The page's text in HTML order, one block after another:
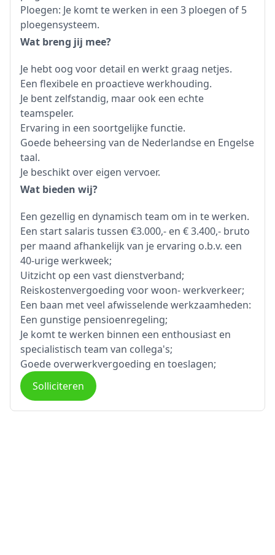
Ploegen: Je komt te werken in een 3 ploegen of 5
ploegensysteem.
Wat breng jij mee?
Je hebt oog voor detail en werkt graag netjes.
Een flexibele en proactieve werkhouding.
Je bent zelfstandig, maar ook een echte
teamspeler.
Ervaring in een soortgelijke functie.
Goede beheersing van de Nederlandse en Engelse
taal.
Je beschikt over eigen vervoer.
Wat bieden wij?
Een gezellig en dynamisch team om in te werken.
Een start salaris tussen €3.000,- en € 3.400,- bruto
per maand afhankelijk van je ervaring o.b.v. een
40-urige werkweek;
Uitzicht op een vast dienstverband;
Reiskostenvergoeding voor woon- werkverkeer;
Een baan met veel afwisselende werkzaamheden:
Een gunstige pensioenregeling;
Je komt te werken binnen een enthousiast en
specialistisch team van collega's;
Goede overwerkvergoeding en toeslagen;
Solliciteren